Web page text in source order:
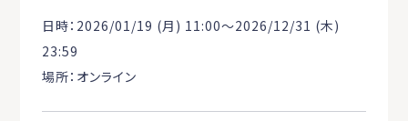
日時：2026/01/19 (月) 11:00〜2026/12/31 (木)
23:59
場所：オンライン